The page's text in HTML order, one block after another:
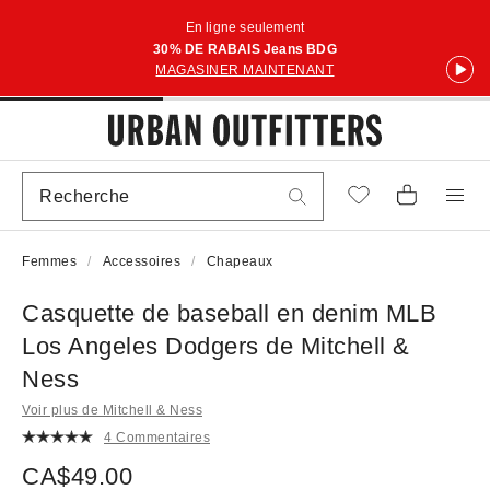
En ligne seulement
30% DE RABAIS Jeans BDG
MAGASINER MAINTENANT
Femmes Accessoires Chapeaux
Casquette de baseball en denim MLB
Los Angeles Dodgers de Mitchell &
Ness
Voir plus de Mitchell & Ness
4 Commentaires
CA$49.00